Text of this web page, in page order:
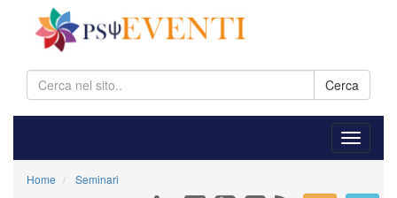
Cerca
Home Seminari